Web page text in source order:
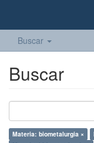
Buscar
Buscar
Materia: biometalurgia ×